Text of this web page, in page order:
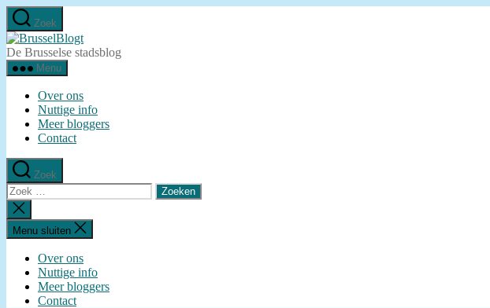
Ga
naar
de
inhoud
Zoek
BrusselBlogt
De Brusselse stadsblog
Menu
Over ons
Nuttige info
Meer bloggers
Contact
Zoek
Zoeken
naar:
Zoeken
sluiten
Menu sluiten
Over ons
Nuttige info
Meer bloggers
Contact